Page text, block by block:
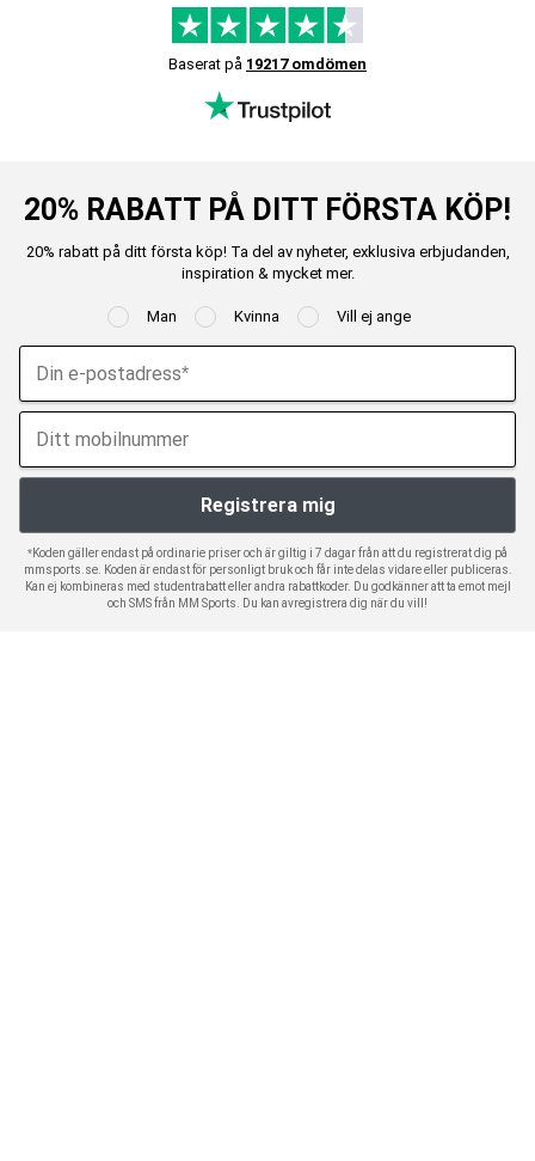
Baserat på 19217 omdömen
20% RABATT PÅ DITT FÖRSTA KÖP!
20% rabatt på ditt första köp! Ta del av nyheter, exklusiva erbjudanden,
inspiration & mycket mer.
Man Kvinna Vill ej ange
*Koden gäller endast på ordinarie priser och är giltig i 7 dagar från att du registrerat dig på
mmsports.se. Koden är endast för personligt bruk och får inte delas vidare eller publiceras.
Kan ej kombineras med studentrabatt eller andra rabattkoder. Du godkänner att ta emot mejl
och SMS från MM Sports. Du kan avregistrera dig när du vill!